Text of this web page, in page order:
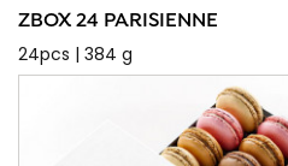
ZBOX 24 PARISIENNE
24pcs | 384 g